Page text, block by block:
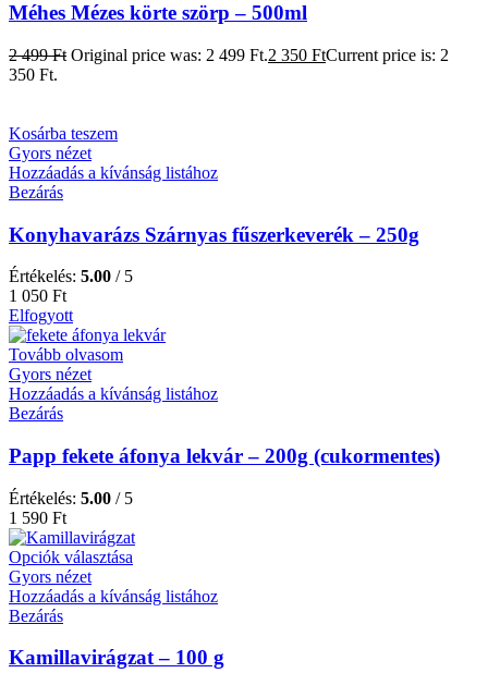
Méhes Mézes körte szörp – 500ml
2 499Ft Original price was: 2 499 Ft.2 350 FtCurrent price is: 2
350 Ft.
Kosárba teszem
Gyors nézet
Hozzáadás a kívánság listához
Bezárás
Konyhavarázs Szárnyas fűszerkeverék – 250g
Értékelés: 5.00 / 5
1 050 Ft
Elfogyott
Tovább olvasom
Gyors nézet
Hozzáadás a kívánság listához
Bezárás
Papp fekete áfonya lekvár – 200g (cukormentes)
Értékelés: 5.00 / 5
1 590 Ft
Opciók választása
Gyors nézet
Hozzáadás a kívánság listához
Bezárás
Kamillavirágzat – 100 g